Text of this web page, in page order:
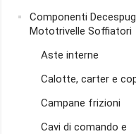
Componenti
Mototrivelle Soffiatori
Aste interne
Calotte, carter e
Campane frizioni
Cavi di comando e